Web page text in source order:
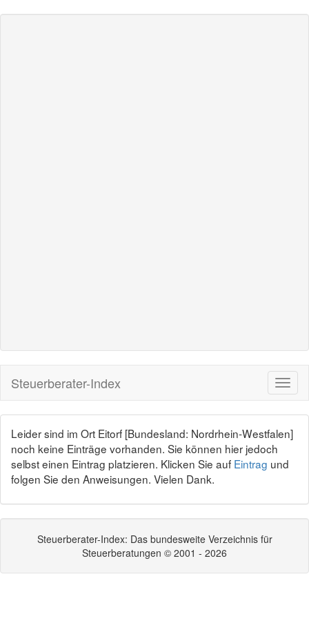
Steuerberater-Index
Leider sind im Ort Eitorf [Bundesland: Nordrhein-Westfalen]
noch keine Einträge vorhanden. Sie können hier jedoch
selbst einen Eintrag platzieren. Klicken Sie auf Eintrag und
folgen Sie den Anweisungen. Vielen Dank.
Steuerberater-Index: Das bundesweite Verzeichnis für
Steuerberatungen © 2001 - 2026